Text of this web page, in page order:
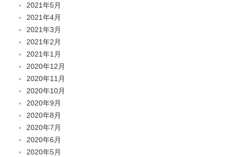
2021年5月
2021年4月
2021年3月
2021年2月
2021年1月
2020年12月
2020年11月
2020年10月
2020年9月
2020年8月
2020年7月
2020年6月
2020年5月